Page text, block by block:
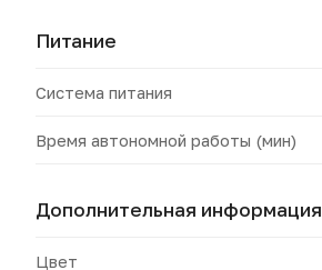
Питание
Система питания
Время автономной работы (мин)
Дополнительная информация
Цвет